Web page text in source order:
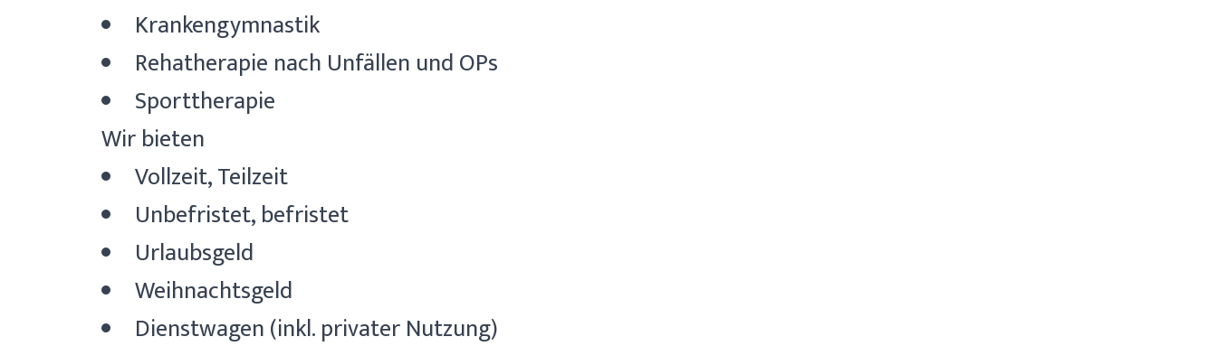
Krankengymnastik
Rehatherapie nach Unfällen und OPs
Sporttherapie
Wir bieten
Vollzeit, Teilzeit
Unbefristet, befristet
Urlaubsgeld
Weihnachtsgeld
Dienstwagen (inkl. privater Nutzung)